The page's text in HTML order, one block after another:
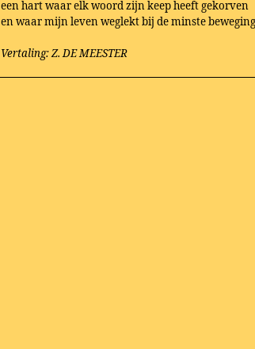
een hart waar elk woord zijn keep heeft gekorven
en waar mijn leven weglekt bij de minste
Vertaling: Z. DE MEESTER